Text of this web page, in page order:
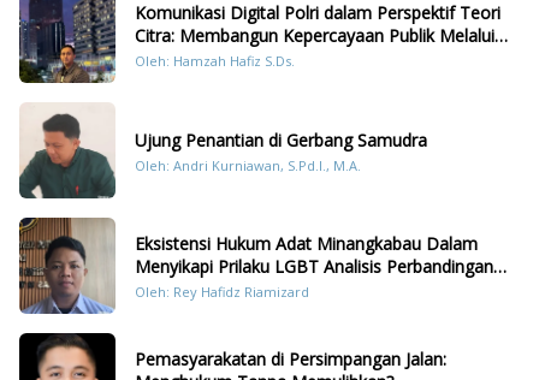
Komunikasi Digital Polri dalam Perspektif Teori
Citra: Membangun Kepercayaan Publik Melalui
Konten Humanis Kesiapsiagaan Bencana di
Oleh: Hamzah Hafiz S.Ds.
Ujung Penantian di Gerbang Samudra
Oleh: Andri Kurniawan, S.Pd.I., M.A.
Eksistensi Hukum Adat Minangkabau Dalam
Menyikapi Prilaku LGBT Analisis Perbandingan
Dengan Hukum Pidana
Oleh: Rey Hafidz Riamizard
Pemasyarakatan di Persimpangan Jalan: